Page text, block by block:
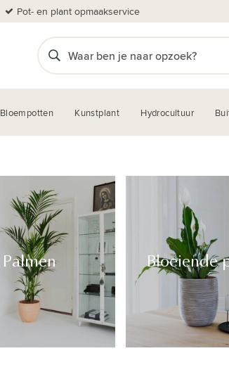
Pot- en plant opmaakservice
Bloempotten Kunstplant Hydrocultuur
Palmen Bloeiende